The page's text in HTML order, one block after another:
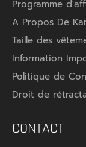
Programme
A Propos De
Taille des
Information
Politique de
Droit de
CONTACT